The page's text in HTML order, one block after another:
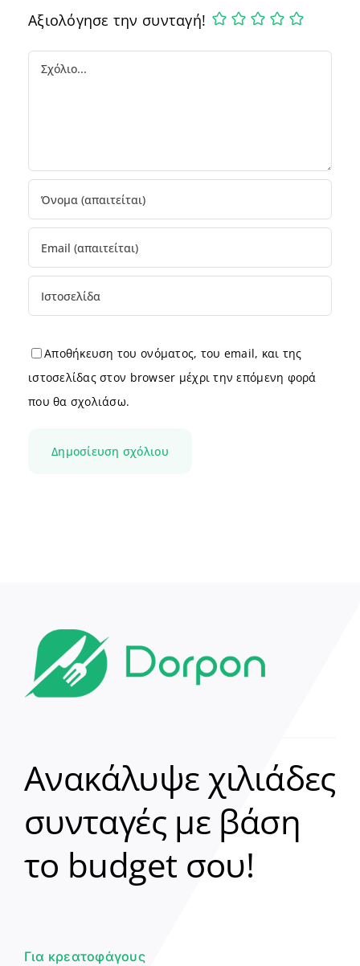
Αξιολόγησε την συνταγή!
Comment
Αποθήκευση του ονόματος, του email, και της
ιστοσελίδας στον browser μέχρι την επόμενη φορά
που θα σχολιάσω.
Ανακάλυψε χιλιάδες
συνταγές με βάση
το budget σου!
Για κρεατοφάγους